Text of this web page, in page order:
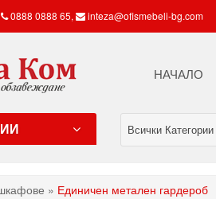
0888 0888 65, inteza@ofismebeli-bg.com
НАЧАЛО
Всички Категории
» Единичен метален гардероб